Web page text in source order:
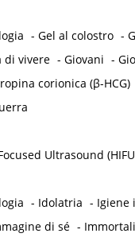
- Gel al colostro -
di vivere - Giovani -
corionica (β-HCG)
Ultrasound
- Idolatria - Igiene
di sé -